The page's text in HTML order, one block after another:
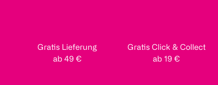
Gratis Lieferung
ab 49 €
Gratis Click & Collect
ab 19 €